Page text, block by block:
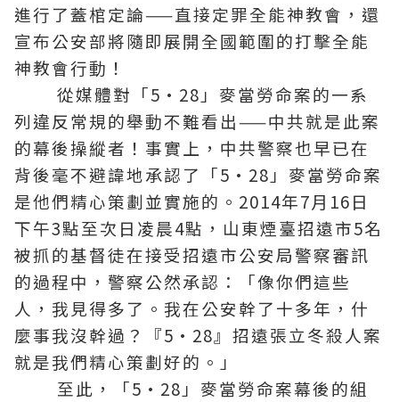
進行了蓋棺定論——直接定罪全能神教會，還
宣布公安部將隨即展開全國範圍的打擊全能
神教會行動！
從媒體對「5·28」麥當勞命案的一系
列違反常規的舉動不難看出——中共就是此案
的幕後操縱者！事實上，中共警察也早已在
背後毫不避諱地承認了「5·28」麥當勞命案
是他們精心策劃並實施的。2014年7月16日
下午3點至次日凌晨4點，山東煙臺招遠市5名
被抓的基督徒在接受招遠市公安局警察審訊
的過程中，警察公然承認：「像你們這些
人，我見得多了。我在公安幹了十多年，什
麼事我沒幹過？『5·28』招遠張立冬殺人案
就是我們精心策劃好的。」
至此，「5·28」麥當勞命案幕後的組